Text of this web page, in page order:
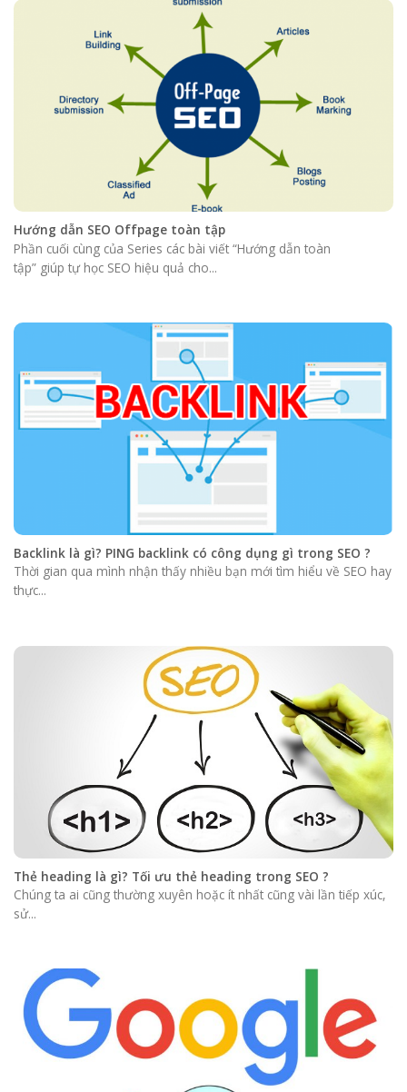
Hướng dẫn SEO Offpage toàn tập
Phần cuối cùng của Series các bài viết “Hướng dẫn toàn
tập” giúp tự học SEO hiệu quả cho...
Backlink là gì? PING backlink có công dụng gì trong SEO ?
Thời gian qua mình nhận thấy nhiều bạn mới tìm hiểu về SEO hay
thực...
Thẻ heading là gì? Tối ưu thẻ heading trong SEO ?
Chúng ta ai cũng thường xuyên hoặc ít nhất cũng vài lần tiếp xúc,
sử...